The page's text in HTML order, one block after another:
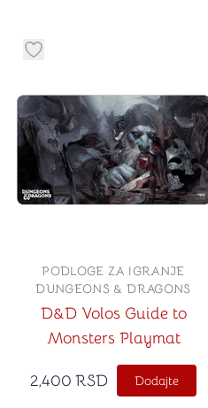
omiljeno
Dugme za dodavanje stvari
D&D Volos Guide to
Monsters Playmat
PODLOGE ZA IGRANJE
DUNGEONS & DRAGONS
2,400 RSD Dodajte